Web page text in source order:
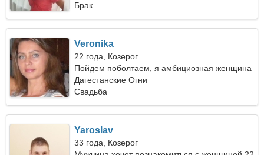
Брак
Veronika
22 года, Козерог
Пойдем поболтаем, я амбициозная женщина
Дагестанские Огни
Свадьба
Yaroslav
33 года, Козерог